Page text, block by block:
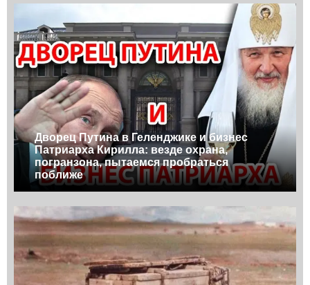
Дворец Путина в Геленджике и бизнес
Патриарха Кирилла: везде охрана,
погранзона, пытаемся пробраться
поближе